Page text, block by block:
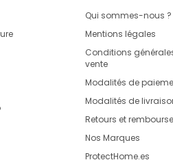
Qui sommes-nous ?
Mentions légales
Conditions
vente
Modalités de
Modalités de
Retours et
Nos Marques
ProtectHome.es